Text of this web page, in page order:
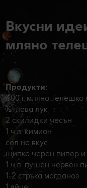
Вкусни
мляно
Продукти:
400 г мляно телешко
½ глава лук
2 скилидки чесън
1 ч.л. кимион
сол на вкус
щипка черен пипер
1 ч.л. пушен червен
1-2 стръка магданоз